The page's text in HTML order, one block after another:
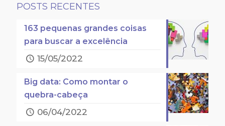
POSTS RECENTES
163 pequenas grandes coisas
para buscar a excelência
15/05/2022
Big data: Como montar o
quebra-cabeça
06/04/2022